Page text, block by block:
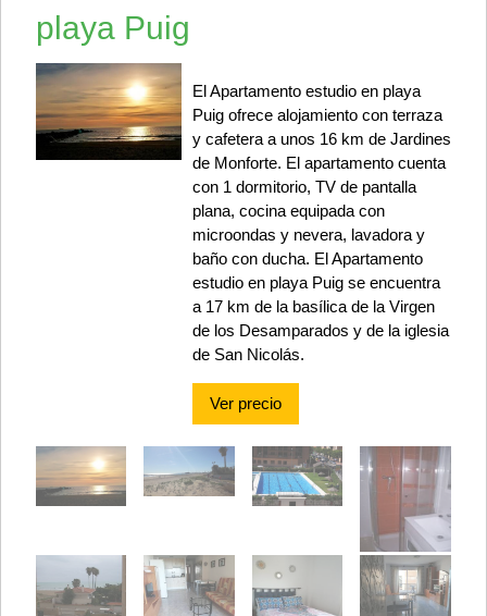
playa Puig
El Apartamento estudio en playa
Puig ofrece alojamiento con terraza
y cafetera a unos 16 km de Jardines
de Monforte. El apartamento cuenta
con 1 dormitorio, TV de pantalla
plana, cocina equipada con
microondas y nevera, lavadora y
baño con ducha. El Apartamento
estudio en playa Puig se encuentra
a 17 km de la basílica de la Virgen
de los Desamparados y de la iglesia
de San Nicolás.
Ver precio